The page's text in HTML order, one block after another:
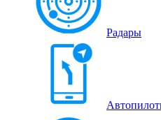
Радары